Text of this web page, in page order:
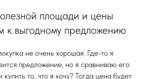
площади и цены
к выгодному предложению
не очень хорошая. Где-то я
предложение, но я сравниваю его
то, что я хочу? Тогда цена будет